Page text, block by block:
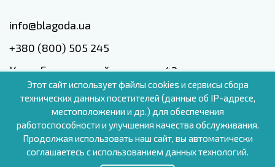
info@blagoda.ua
+380 (800) 505 245
Киев, Голосеевский проспект, 42
RU
Этот сайт использует файлы cookies и сервисы сбора
технических данных посетителей (данные об IP-адресе,
местоположении и др.) для обеспечения
работоспособности и улучшения качества обслуживания.
Продолжая использовать наш сайт, вы автоматически
соглашаетесь с использованием данных технологий.